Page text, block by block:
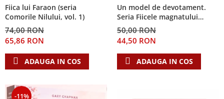
Fiica lui Faraon (seria
Comorile Nilului, vol. 1)
74,00 RON
65,86 RON
ADAUGA IN COS
Un model de devotament.
Seria Fiicele magnatului
forestier 3
50,00 RON
44,50 RON
ADAUGA IN COS
-11%